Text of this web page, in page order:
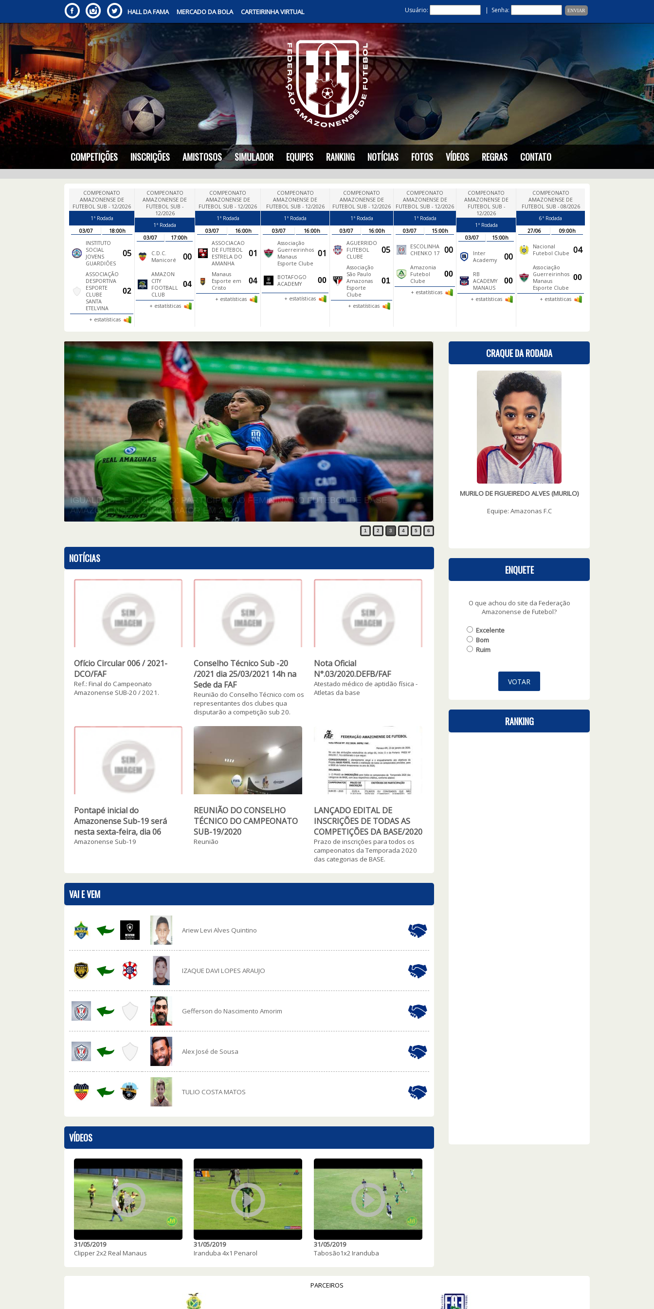
HALL DA FAMA MERCADO DA BOLA CARTEIRINHA VIRTUAL Usuário: | Senha:
COMPETIÇÕES INSCRIÇÕES AMISTOSOS SIMULADOR EQUIPES RANKING NOTÍCIAS FOTOS VÍDEOS REGRAS CONTATO
COMPEONATO
AMAZONENSE DE
FUTEBOL SUB - 12/2026
1ª Rodada
03/07
18:00h
INSTITUTO
SOCIAL
JOVENS
GUARDIÕES
05
ASSOCIAÇÃO
DESPORTIVA
ESPORTE
CLUBE
SANTA
ETELVINA
02
+ estatísticas
COMPEONATO
AMAZONENSE DE
FUTEBOL SUB -
12/2026
1ª Rodada
03/07
17:00h
C.D.C.
Manicoré
00
AMAZON
CITY
FOOTBALL
CLUB
04
+ estatísticas
COMPEONATO
AMAZONENSE DE
FUTEBOL SUB - 12/2026
1ª Rodada
03/07
16:00h
ASSOCIACAO
DE FUTEBOL
ESTRELA DO
AMANHA
01
Manaus
Esporte em
Cristo
04
+ estatísticas
COMPEONATO
AMAZONENSE DE
FUTEBOL SUB - 12/2026
1ª Rodada
03/07
16:00h
Associação
Guerreirinhos
Manaus
Esporte Clube
01
BOTAFOGO
ACADEMY
00
+ estatísticas
COMPEONATO
AMAZONENSE DE
FUTEBOL SUB - 12/2026
1ª Rodada
03/07
16:00h
AGUERRIDO
FUTEBOL
CLUBE
05
Associação
São Paulo
Amazonas
Esporte
Clube
01
+ estatísticas
COMPEONATO
AMAZONENSE DE
FUTEBOL SUB - 12/2026
1ª Rodada
03/07
15:00h
ESCOLINHA
CHENKO 17
00
Amazonia
Futebol
Clube
00
+ estatísticas
COMPEONATO
AMAZONENSE DE
FUTEBOL SUB -
12/2026
1ª Rodada
03/07
15:00h
Inter
Academy
00
RB
ACADEMY
MANAUS
00
+ estatísticas
COMPEONATO
AMAZONENSE DE
FUTEBOL SUB - 08/2026
6ª Rodada
27/06
09:00h
Nacional
Futebol Clube
04
Associação
Guerreirinhos
Manaus
Esporte Clube
00
+ estatísticas
1 2 3 4 5 6
EDITAL DE CONVOCAÇÃO DO CONSELHO TÉCNICO DO FUTEBOL DE BASE / 2023
DA FAF
NOTÍCIAS
Ofício Circular 006 / 2021-
DCO/FAF
Ref.: Final do Campeonato
Amazonense SUB-20 / 2021.
Conselho Técnico Sub -20
/2021 dia 25/03/2021 14h na
Sede da FAF
Reunião do Conselho Técnico com os
representantes dos clubes qua
disputarão a competição sub 20.
Nota Oficial
N°.03/2020.DEFB/FAF
Atestado médico de aptidão física -
Atletas da base
Pontapé inicial do
Amazonense Sub-19 será
nesta sexta-feira, dia 06
Amazonense Sub-19
REUNIÃO DO CONSELHO
TÉCNICO DO CAMPEONATO
SUB-19/2020
Reunião
LANÇADO EDITAL DE
INSCRIÇÕES DE TODAS AS
COMPETIÇÕES DA BASE/2020
Prazo de inscrições para todos os
campeonatos da Temporada 2020
das categorias de BASE.
VAI E VEM
Ariew Levi Alves Quintino
IZAQUE DAVI LOPES ARAUJO
Gefferson do Nascimento Amorim
Alex José de Sousa
TULIO COSTA MATOS
VÍDEOS
31/05/2019
Clipper 2x2 Real Manaus
31/05/2019
Iranduba 4x1 Penarol
31/05/2019
Tabosão1x2 Iranduba
CRAQUE DA RODADA
MURILO DE FIGUEIREDO ALVES (MURILO)
Equipe: Amazonas F.C
ENQUETE
O que achou do site da Federação
Amazonense de Futebol?
Excelente
Bom
Ruim
RANKING
PARCEIROS